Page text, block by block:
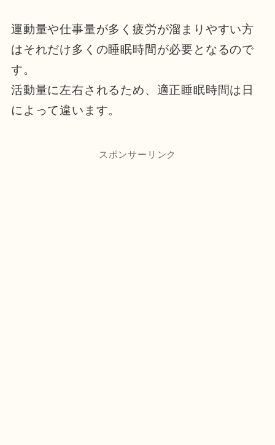
運動量や仕事量が多く疲労が溜まりやすい方
はそれだけ多くの睡眠時間が必要となるので
す。
活動量に左右されるため、適正睡眠時間は日
によって違います。
スポンサーリンク